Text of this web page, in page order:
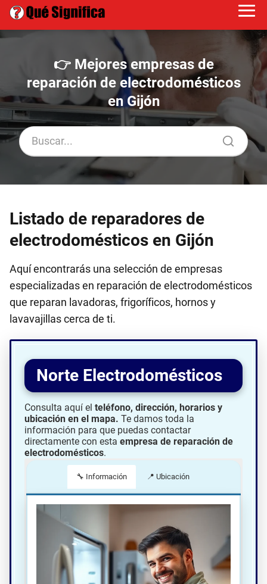
👉 Mejores empresas de
reparación de electrodomésticos
en Gijón
Listado de reparadores de
electrodomésticos en Gijón
Aquí encontrarás una selección de empresas
especializadas en reparación de electrodomésticos
que reparan lavadoras, frigoríficos, hornos y
lavavajillas cerca de ti.
Norte Electrodomésticos
Consulta aquí el teléfono, dirección, horarios y
ubicación en el mapa. Te damos toda la
información para que puedas contactar
directamente con esta empresa de reparación de
electrodomésticos.
🔧 Información 📍 Ubicación